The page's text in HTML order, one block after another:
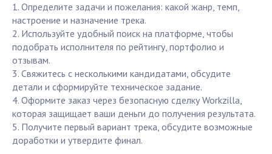
1. Определите задачи и пожелания: какой жанр, темп,
настроение и назначение трека.
2. Используйте удобный поиск на платформе, чтобы
подобрать исполнителя по рейтингу, портфолио и
отзывам.
3. Свяжитесь с несколькими кандидатами, обсудите
детали и сформируйте техническое задание.
4. Оформите заказ через безопасную сделку Workzilla,
которая защищает ваши деньги до получения результата.
5. Получите первый вариант трека, обсудите возможные
доработки и утвердите финал.